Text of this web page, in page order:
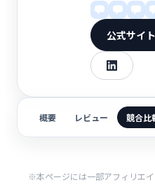
公式サイト
概要 レビュー 競合比
※本ページには一部アフィリエイ